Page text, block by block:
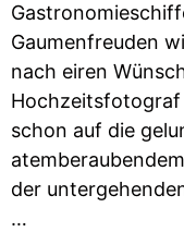
Gaumenfreuden
nach eiren
Hochzeitsfotograf
schon auf die
der
…